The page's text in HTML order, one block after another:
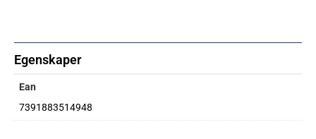
Egenskaper
Ean
7391883514948